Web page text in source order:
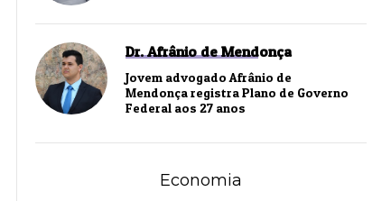
Dr. Afrânio de Mendonça
Jovem advogado Afrânio de
Mendonça registra Plano de Governo
Federal aos 27 anos
Economia